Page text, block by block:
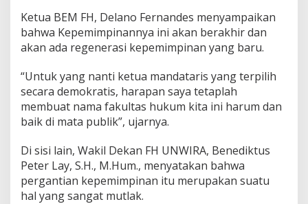
Ketua BEM FH, Delano Fernandes menyampaikan
bahwa Kepemimpinannya ini akan berakhir dan
akan ada regenerasi kepemimpinan yang baru.
“Untuk yang nanti ketua mandataris yang terpilih
secara demokratis, harapan saya tetaplah
membuat nama fakultas hukum kita ini harum dan
baik di mata publik”, ujarnya.
Di sisi lain, Wakil Dekan FH UNWIRA, Benediktus
Peter Lay, S.H., M.Hum., menyatakan bahwa
pergantian kepemimpinan itu merupakan suatu
hal yang sangat mutlak.